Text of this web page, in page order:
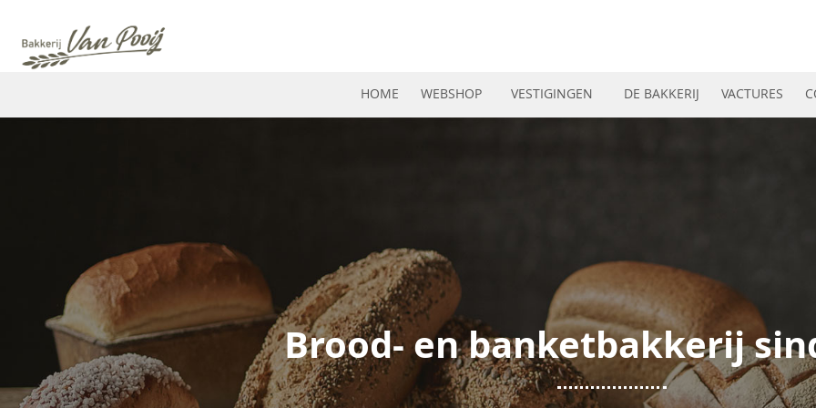
HOME
WEBSHOP VESTIGINGEN DE BAKKERIJ VACTURES
Brood- en banketbakkerij